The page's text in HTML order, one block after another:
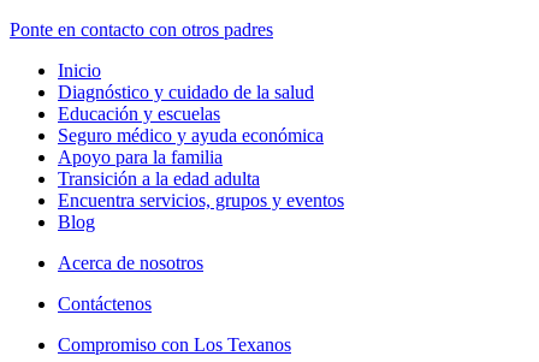
Ponte en contacto con otros padres
Inicio
Diagnóstico y cuidado de la salud
Educación y escuelas
Seguro médico y ayuda económica
Apoyo para la familia
Transición a la edad adulta
Encuentra servicios, grupos y eventos
Blog
Acerca de nosotros
Contáctenos
Compromiso con Los Texanos